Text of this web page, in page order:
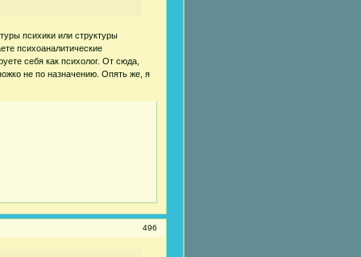
психики или структуры
психоаналитические
себя как психолог. От сюда,
не по назначению. Опять же, я
496